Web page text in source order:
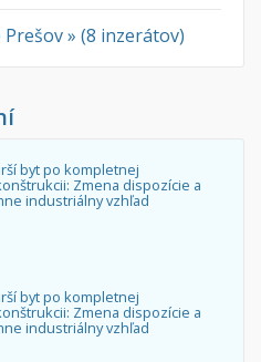
» (8 inzerátov)
byt po kompletnej
Zmena dispozície a
industriálny vzhľad
byt po kompletnej
Zmena dispozície a
industriálny vzhľad